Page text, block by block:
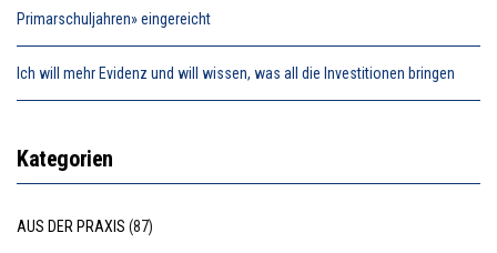
Primarschuljahren» eingereicht
Ich will mehr Evidenz und will wissen, was all die Investitionen bringen
Kategorien
AUS DER PRAXIS (87)